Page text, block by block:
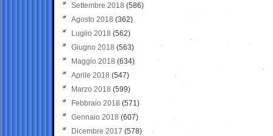
Settembre 2018 (586)
Agosto 2018 (362)
Luglio 2018 (562)
Giugno 2018 (563)
Maggio 2018 (634)
Aprile 2018 (547)
Marzo 2018 (599)
Febbraio 2018 (571)
Gennaio 2018 (607)
Dicembre 2017 (578)